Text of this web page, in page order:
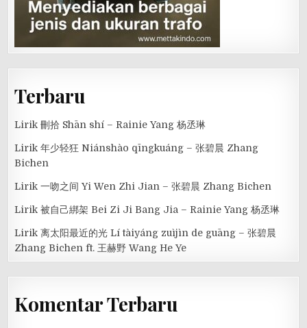
Terbaru
Lirik 刪拾 Shān shí – Rainie Yang 杨丞琳
Lirik 年少轻狂 Niánshào qīngkuáng – 张碧晨 Zhang
Bichen
Lirik 一吻之间 Yi Wen Zhi Jian – 张碧晨 Zhang Bichen
Lirik 被自己綁架 Bei Zi Ji Bang Jia – Rainie Yang 杨丞琳
Lirik 离太阳最近的光 Lí tàiyáng zuìjìn de guāng – 张碧晨
Zhang Bichen ft. 王赫野 Wang He Ye
Komentar Terbaru